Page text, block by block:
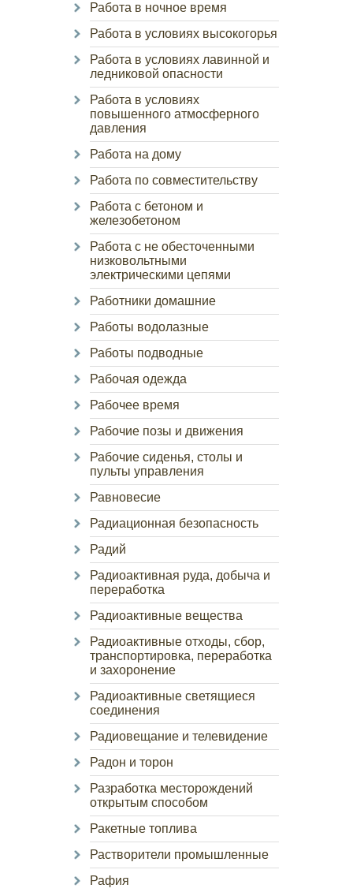
Работа в ночное время
Работа в условиях высокогорья
Работа в условиях лавинной и
ледниковой опасности
Работа в условиях
повышенного атмосферного
давления
Работа на дому
Работа по совместительству
Работа с бетоном и
железобетоном
Работа с не обесточенными
низковольтными
электрическими цепями
Работники домашние
Работы водолазные
Работы подводные
Рабочая одежда
Рабочее время
Рабочие позы и движения
Рабочие сиденья, столы и
пульты управления
Равновесие
Радиационная безопасность
Радий
Радиоактивная руда, добыча и
переработка
Радиоактивные вещества
Радиоактивные отходы, сбор,
транспортировка, переработка
и захоронение
Радиоактивные светящиеся
соединения
Радиовещание и телевидение
Радон и торон
Разработка месторождений
открытым способом
Ракетные топлива
Растворители промышленные
Рафия